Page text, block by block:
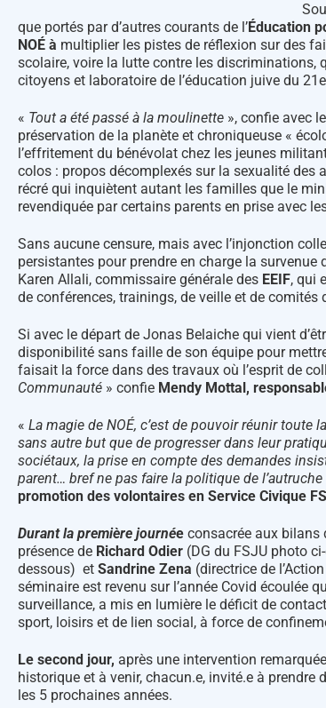
que portés par d’autres courants de l’Éducation
NOÉ à multiplier les pistes de réflexion sur des
scolaire, voire la lutte contre les discriminations,
citoyens et laboratoire de l’éducation juive du
« Tout a été passé à la moulinette », confie avec
préservation de la planète et chroniqueuse «
l’effritement du bénévolat chez les jeunes
colos : propos décomplexés sur la sexualité des
récré qui inquiètent autant les familles que le
revendiquée par certains parents en prise avec
Sans aucune censure, mais avec l’injonction
persistantes pour prendre en charge la
Karen Allali, commissaire générale des EEIF, qui
de conférences, trainings, de veille et de comités
Si avec le départ de Jonas Belaiche qui vient
disponibilité sans faille de son équipe pour
faisait la force dans des travaux où l’esprit de
Communauté » confie Mendy Mottal,
« La magie de NOÉ, c’est de pouvoir réunir
sans autre but que de progresser dans leur
sociétaux, la prise en compte des demandes
parent… bref ne pas faire la politique de
promotion des volontaires en Service Civique
Durant la première journée consacrée aux bilans
présence de Richard Odier (DG du FSJU photo
dessous) et Sandrine Zena (directrice de
séminaire est revenu sur l’année Covid écoulée
surveillance, a mis en lumière le déficit de
sport, loisirs et de lien social, à force de
Le second jour, après une intervention
historique et à venir, chacun.e, invité.e à prendre
les 5 prochaines années.